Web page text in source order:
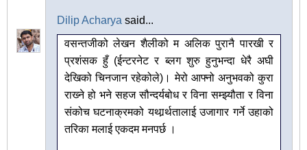
Dilip Acharya said...
वसन्तजीको लेखन शैलीको म अलिक पुरानै पारखी र
प्रशंसक हुँ (ईन्टरनेट र ब्लग शुरु हुनुभन्दा धेरै अघी
देखिको चिनजान रहेकोले)। मेरो आफ्नो अनुभवको कुरा
राख्‍ने हो भने सहज सौन्दर्यबोध र विना सम्झ्यौता र विना
संकोच घटनाक्रमको यथार्र्थतालाई उजागार गर्ने उहाको
तरिका मलाई एकदम मनपर्छ ।